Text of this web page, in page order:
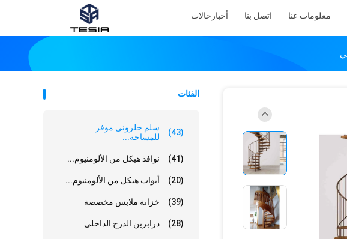
معلومات عنا اتصل بنا أخبار حالات
الفئات
سلم حلزوني موفر
للمساحة...
(43)
نوافذ هيكل من الألومنيوم... (41)
أبواب هيكل من الألومنيوم... (20)
خزانة ملابس مخصصة (39)
درابزين الدرج الداخلي (28)